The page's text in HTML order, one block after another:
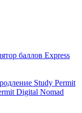
баллов Express
Study Permit
Digital Nomad